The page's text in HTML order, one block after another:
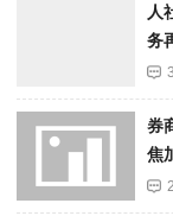
人
务
3
券
焦
2